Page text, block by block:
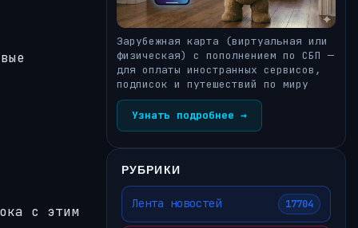
с этим
Зарубежная карта (виртуальная или
физическая) с пополнением по СБП —
для оплаты иностранных сервисов,
подписок и путешествий по миру
Узнать подробнее →
РУБРИКИ
Лента новостей 17704